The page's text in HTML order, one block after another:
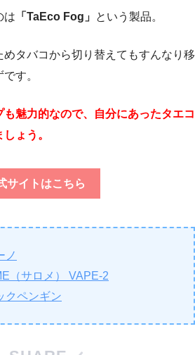
は 「TaEco Fog」 という製品。
タバコから切り替えてもすんなり移
す。
も魅力的なので、自分にあったタエコ
ょう。
サイトはこちら
ノ
（サロメ） VAPE-2
クペンギン